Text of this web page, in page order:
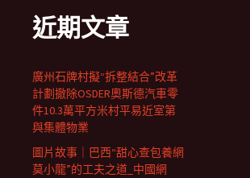
近期文章
廣州石牌村擬“拆整結合”改革
計劃撤除OSDER奧斯德汽車零
件10.3萬平方米村平易近室第
與集體物業
圖片故事｜巴西“甜心查包養網
莫小龍”的工夫之道_中國網